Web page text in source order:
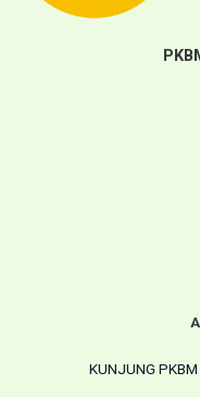
KUNJUNG